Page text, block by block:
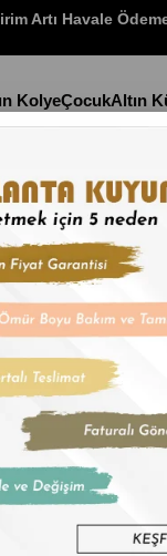
Artı Havale
KolyeÇocukAltın
Stok Kodu
22 Ayar
İndirim Oranı : %15
₺47.757,97
₺7.959,66 'den